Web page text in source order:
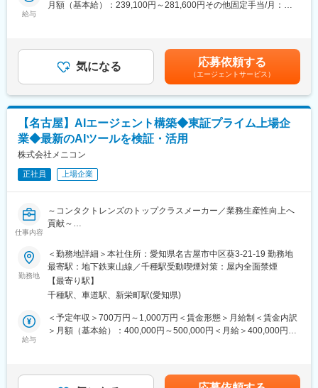
・男性の育休取得推進、愛知県ファミリーフレンドリー企業、く
・1万社を超える印刷事業者の中でトップ10に入る売上規模
・約3万社の企業がお客様。官公庁や中小企業から大手企業まで幅
広い顧客と取引があり、1つの業界の景気変動に左右されない安定
性を実現
変更の範囲：会社の定める業務
・アフターフォロー
・買い替え更新提案
【1日の訪問件数】
1～4件程度、日によって違います。
また、故障などのトラブル対応の為に急遽訪問が発生する可能性
もあります。保守等に伴う営業活動メインの時はもう少し増える
可能性もあります。
◎機械・電気電子・ソフトウェアについて広い知識に触れなが
ら、医療機器のメンテナンスが中心です。機器に向き合うだけで
契約に関する提案を行うときもあります。
◎予防医療のための機器がメインとなるため、土日の呼び出しは
ほとんどありません！
男性4名（所長1名、メンバー2名。サービス職はメンバー1名）分
からないことを周りに聞きながら取り組める環境です。
給与
月額（基本給）：239,100円～281,600円その他固定手当/月：
当：諸手当賃金はあくまでも目安の金額であり、選考を通じて上
下する可能性があります。月給(月額)は固定手当を含めた表記で
す。
気になる 応募依頼する
（エージェントサービス）
【名古屋】AIエージェント構築◆東証プライム上場企
業◆最新のAIツールを検証・活用
株式会社メニコン
正社員 上場企業
仕事内容
～コンタクトレンズのトップクラスメーカー／業務生産性向上へ
貢献～
■業務概要：
・当社デジタル推進部エンタープライズテクノロジーチームメン
バーと社長直轄組織であるAI CoEの兼任メンバーとしてご活躍い
ただきます。
・全社デジタル戦略方針に沿い、最新の各種AIツールを検証・活
用しながら理解を深め、ユースケースに沿うツールを用いAIエー
ジェント等を構築し業務生産性向上や売上向上に貢献していただ
・目的に沿い最適なAIツールを活用可能なよう継続的に探索研究
勤務地
＜勤務地詳細＞本社住所：愛知県名古屋市中区葵3-21-19 勤務地
最寄駅：地下鉄東山線／千種駅受動喫煙対策：屋内全面禁煙
【最寄り駅】
千種駅、車道駅、新栄町駅(愛知県)
給与
＜予定年収＞700万円～1,000万円＜賃金形態＞月給制＜賃金内訳
＞月額（基本給）：400,000円～500,000円＜月給＞400,000円～
の金額であり、選考を通じて上下する可能性があります。月給(月